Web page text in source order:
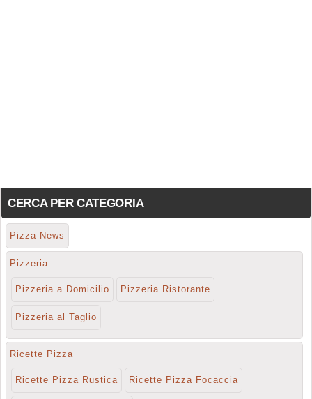
CERCA PER CATEGORIA
Pizza News
Pizzeria
Pizzeria a Domicilio Pizzeria Ristorante
Pizzeria al Taglio
Ricette Pizza
Ricette Pizza Rustica Ricette Pizza Focaccia